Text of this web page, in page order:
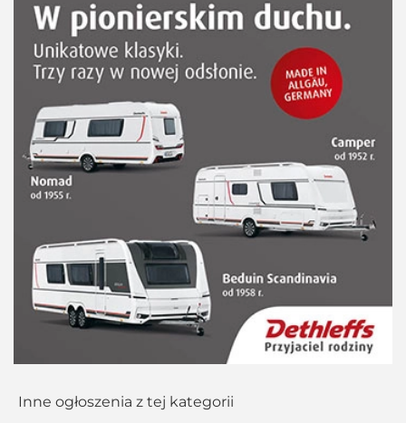
Inne ogłoszenia z tej kategorii